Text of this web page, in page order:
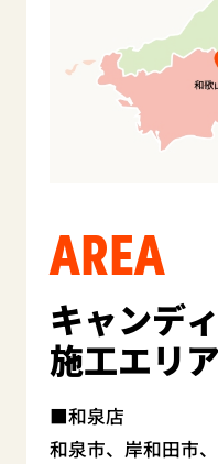
AREA
キャンデ
施工エリア
和泉店
和泉市、岸和田市